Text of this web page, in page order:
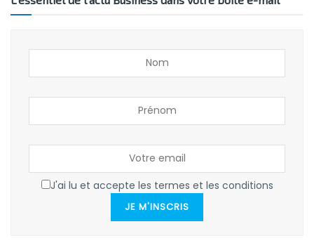
J'ai lu et accepte les termes et les conditions
JE M'INSCRIS